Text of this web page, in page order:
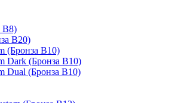
B8)
B20)
(Бронза B10)
Dark (Бронза B10)
Dual (Бронза B10)